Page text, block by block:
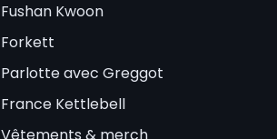
Fushan Kwoon
Forkett
Parlotte avec Greggot
France Kettlebell